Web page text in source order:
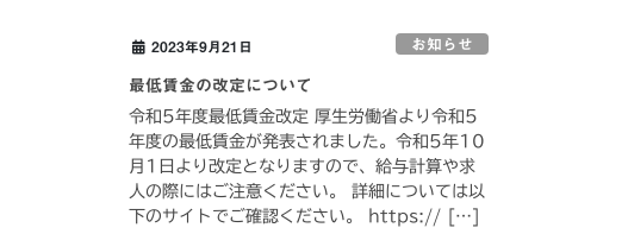
2023年9月21日 お知らせ
最低賃金の改定について
令和5年度最低賃金改定 厚生労働省より令和5
年度の最低賃金が発表されました。令和5年10
月1日より改定となりますので、給与計算や求
人の際にはご注意ください。 詳細については以
下のサイトでご確認ください。 https:// […]